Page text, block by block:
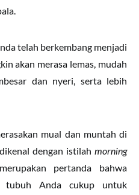
telah berkembang menjadi
akan merasa lemas, mudah
dan nyeri, serta lebih
mual dan muntah di
dengan istilah morning
pertanda bahwa
tubuh Anda cukup untuk